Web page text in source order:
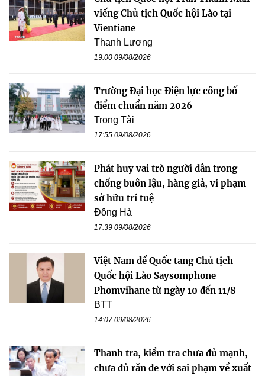
viếng Chủ tịch Quốc hội Lào tại
Vientiane
Thanh Lương
19:00 09/08/2026
Trường Đại học Điện lực công bố
điểm chuẩn năm 2026
Trọng Tài
17:55 09/08/2026
Phát huy vai trò người dân trong
chống buôn lậu, hàng giả, vi phạm
sở hữu trí tuệ
Đông Hà
17:39 09/08/2026
Việt Nam để Quốc tang Chủ tịch
Quốc hội Lào Saysomphone
Phomvihane từ ngày 10 đến 11/8
BTT
14:07 09/08/2026
Thanh tra, kiểm tra chưa đủ mạnh,
chưa đủ răn đe với sai phạm về xuất